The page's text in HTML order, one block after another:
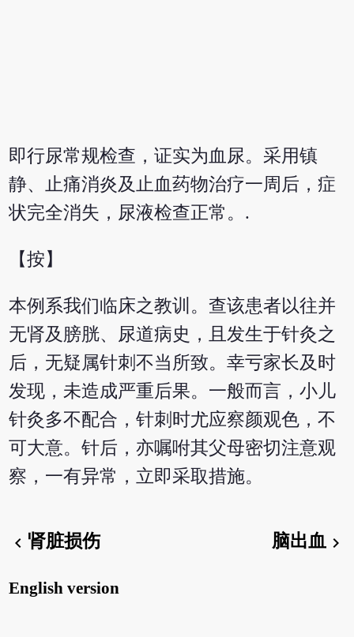
即行尿常规检查，证实为血尿。采用镇
静、止痛消炎及止血药物治疗一周后，症
状完全消失，尿液检查正常。.
【按】
本例系我们临床之教训。查该患者以往并
无肾及膀胱、尿道病史，且发生于针灸之
后，无疑属针刺不当所致。幸亏家长及时
发现，未造成严重后果。一般而言，小儿
针灸多不配合，针刺时尤应察颜观色，不
可大意。针后，亦嘱咐其父母密切注意观
察，一有异常，立即采取措施。
chevron_left 肾脏损伤 脑出血chevron_right
English version